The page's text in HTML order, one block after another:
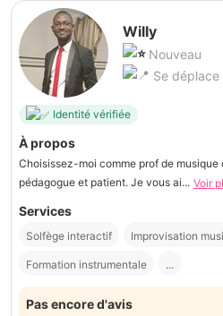
Willy
Nouveau
Se déplace
Identité vérifiée
À propos
Choisissez-moi comme prof de musique
pédagogue et patient. Je vous ai... Voir
Services
Solfège interactif Improvisation
Formation instrumentale ...
Pas encore d'avis